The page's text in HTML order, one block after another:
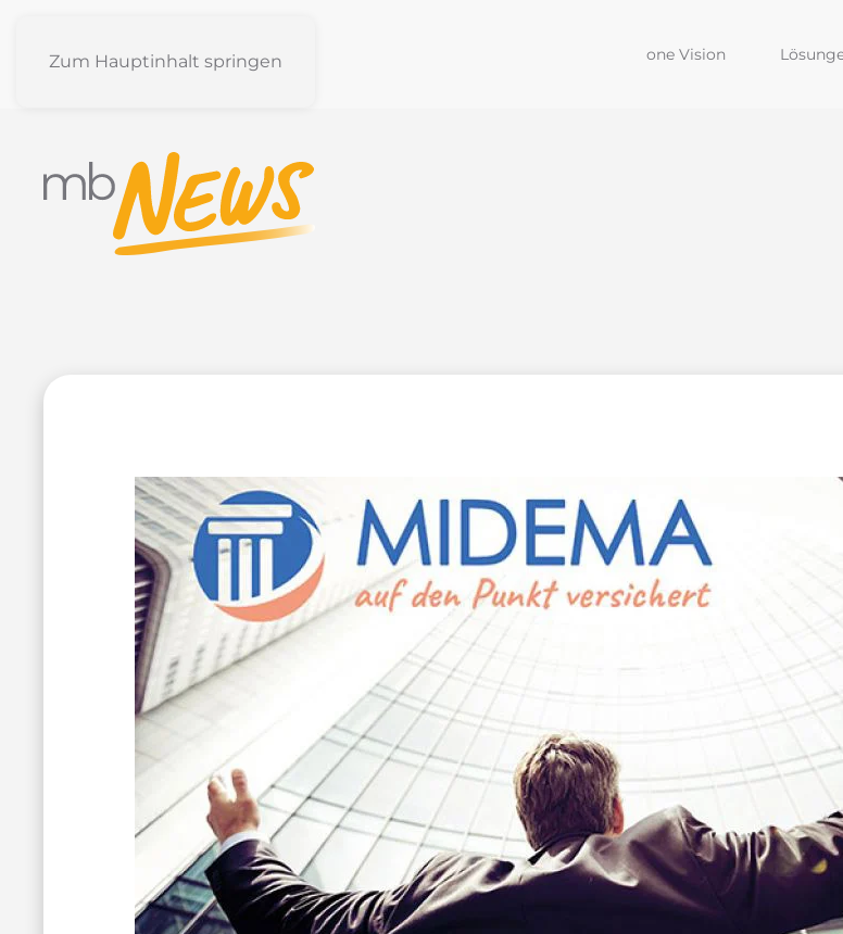
Zum Hauptinhalt springen one Vision